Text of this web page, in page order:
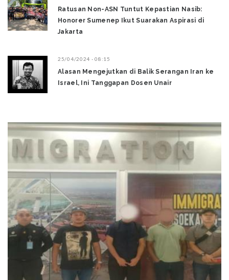
Ratusan Non-ASN Tuntut Kepastian Nasib:
Honorer Sumenep Ikut Suarakan Aspirasi di
Jakarta
25/04/2024 - 08:15
Alasan Mengejutkan di Balik Serangan Iran ke
Israel, Ini Tanggapan Dosen Unair